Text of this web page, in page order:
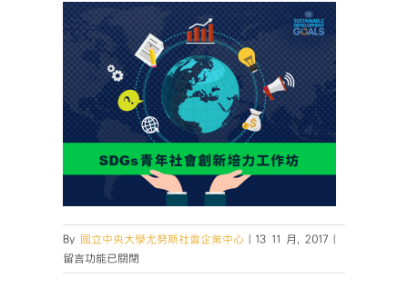
By 國立中央大學尤努斯社會企業中心 13 11 月, 2017
中
留言功能已關閉